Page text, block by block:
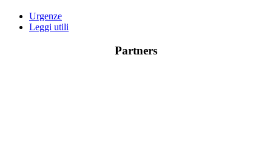
Urgenze
Leggi utili
Partners